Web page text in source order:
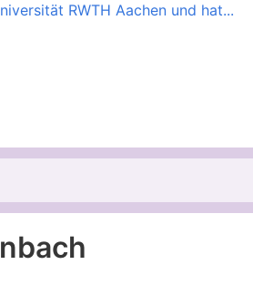
RWTH Aachen und hat...